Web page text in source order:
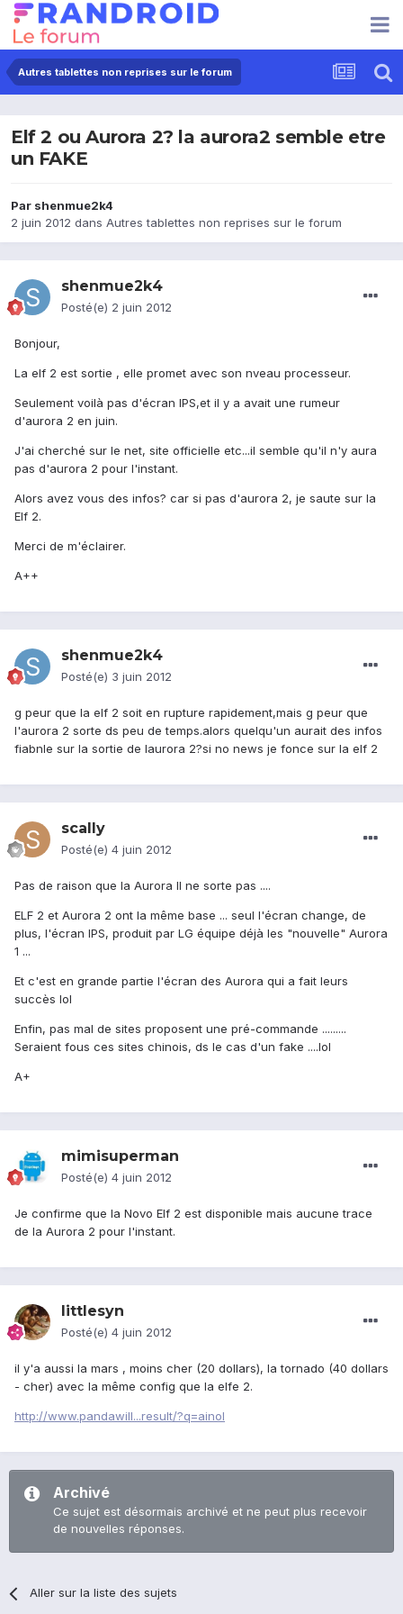
Autres tablettes non reprises sur le forum
Elf 2 ou Aurora 2? la aurora2 semble etre
un FAKE
Par shenmue2k4
2 juin 2012 dans Autres tablettes non reprises sur le forum
shenmue2k4
Posté(e) 2 juin 2012
Bonjour,
La elf 2 est sortie , elle promet avec son nveau processeur.
Seulement voilà pas d'écran IPS,et il y a avait une rumeur
d'aurora 2 en juin.
J'ai cherché sur le net, site officielle etc...il semble qu'il n'y aura
pas d'aurora 2 pour l'instant.
Alors avez vous des infos? car si pas d'aurora 2, je saute sur la
Elf 2.
Merci de m'éclairer.
A++
shenmue2k4
Posté(e) 3 juin 2012
g peur que la elf 2 soit en rupture rapidement,mais g peur que
l'aurora 2 sorte ds peu de temps.alors quelqu'un aurait des infos
fiabnle sur la sortie de laurora 2?si no news je fonce sur la elf 2
scally
Posté(e) 4 juin 2012
Pas de raison que la Aurora II ne sorte pas ....
ELF 2 et Aurora 2 ont la même base ... seul l'écran change, de
plus, l'écran IPS, produit par LG équipe déjà les "nouvelle" Aurora
1 ...
Et c'est en grande partie l'écran des Aurora qui a fait leurs
succès lol
Enfin, pas mal de sites proposent une pré-commande .........
Seraient fous ces sites chinois, ds le cas d'un fake ....lol
A+
mimisuperman
Posté(e) 4 juin 2012
Je confirme que la Novo Elf 2 est disponible mais aucune trace
de la Aurora 2 pour l'instant.
littlesyn
Posté(e) 4 juin 2012
il y'a aussi la mars , moins cher (20 dollars), la tornado (40 dollars
- cher) avec la même config que la elfe 2.
http://www.pandawill...result/?q=ainol
Archivé
Ce sujet est désormais archivé et ne peut plus recevoir
de nouvelles réponses.
Aller sur la liste des sujets